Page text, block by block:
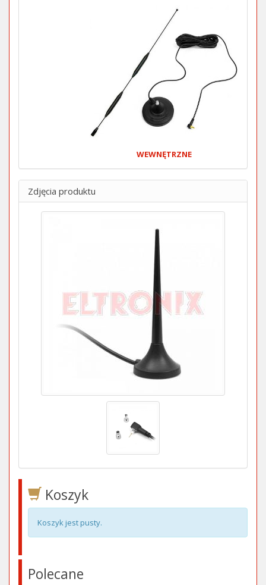
WEWNĘTRZNE
Zdjęcia produktu
Koszyk
Koszyk jest pusty.
Polecane